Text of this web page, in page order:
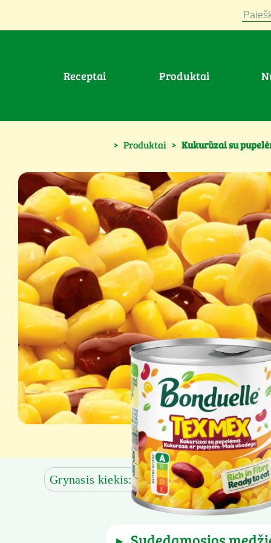
Receptai Produktai
> Produktai > Kukurūzai su
Grynasis kiekis: 170 g Grynoji masė be
▶